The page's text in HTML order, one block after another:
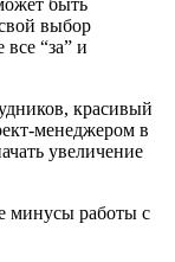
выбор
все “за” и
красивый
менеджером в
увеличение
минусы работы с